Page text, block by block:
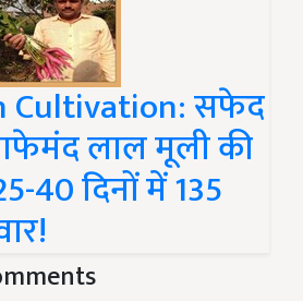
Cultivation: सफेद
लाल मूली की
40 दिनों में 135